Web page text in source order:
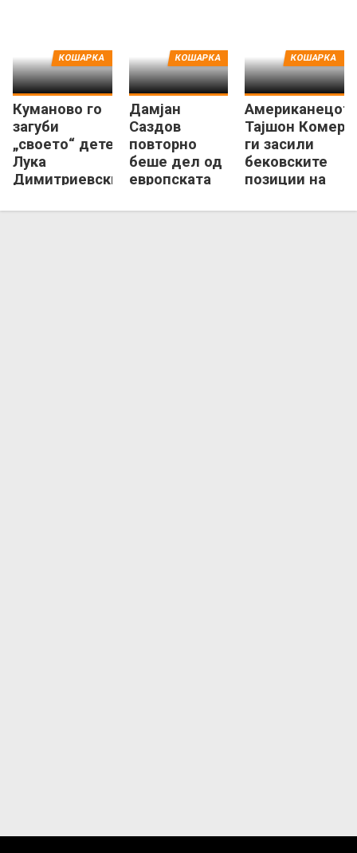
Куманово го
загуби
„своето“ дете,
Лука
Димитриевски
клубот
КОШАРКА
Дамјан
Саздов
повторно
беше дел од
европската
елита
КОШАРКА
Американецот
Тајшон Комер
ги засили
бековските
позиции на
КОШАРКА